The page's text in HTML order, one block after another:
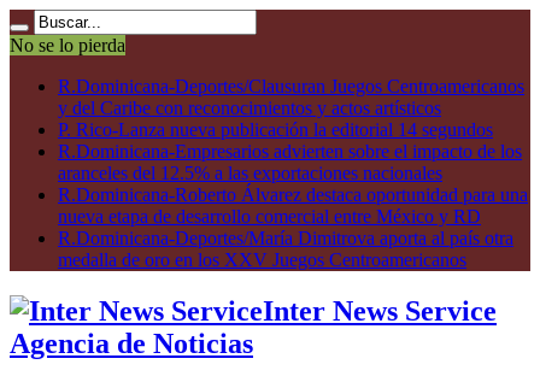
No se lo pierda
R.Dominicana-Deportes/Clausuran Juegos Centroamericanos
y del Caribe con reconocimientos y actos artísticos
P. Rico-Lanza nueva publicación la editorial 14 segundos
R.Dominicana-Empresarios advierten sobre el impacto de los
aranceles del 12.5% a las exportaciones nacionales
R.Dominicana-Roberto Álvarez destaca oportunidad para una
nueva etapa de desarrollo comercial entre México y RD
R.Dominicana-Deportes/María Dimitrova aporta al país otra
medalla de oro en los XXV Juegos Centroamericanos
Inter News Service
Agencia de Noticias